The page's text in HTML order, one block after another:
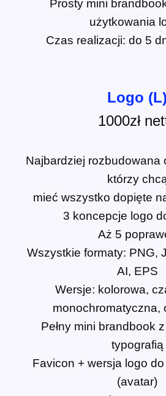
Prosty mini
użytkowania
Czas realizacji: do 5
Logo (L)
1000zł
Najbardziej rozbudowana
którzy
mieć wszystko dopięte
3 koncepcje logo
Aż 5
Wszystkie formaty: PNG,
AI, EPS
Wersje: kolorowa,
monochromatyczna,
Pełny mini brandbook
typografią
Favicon + wersja logo
(avatar)